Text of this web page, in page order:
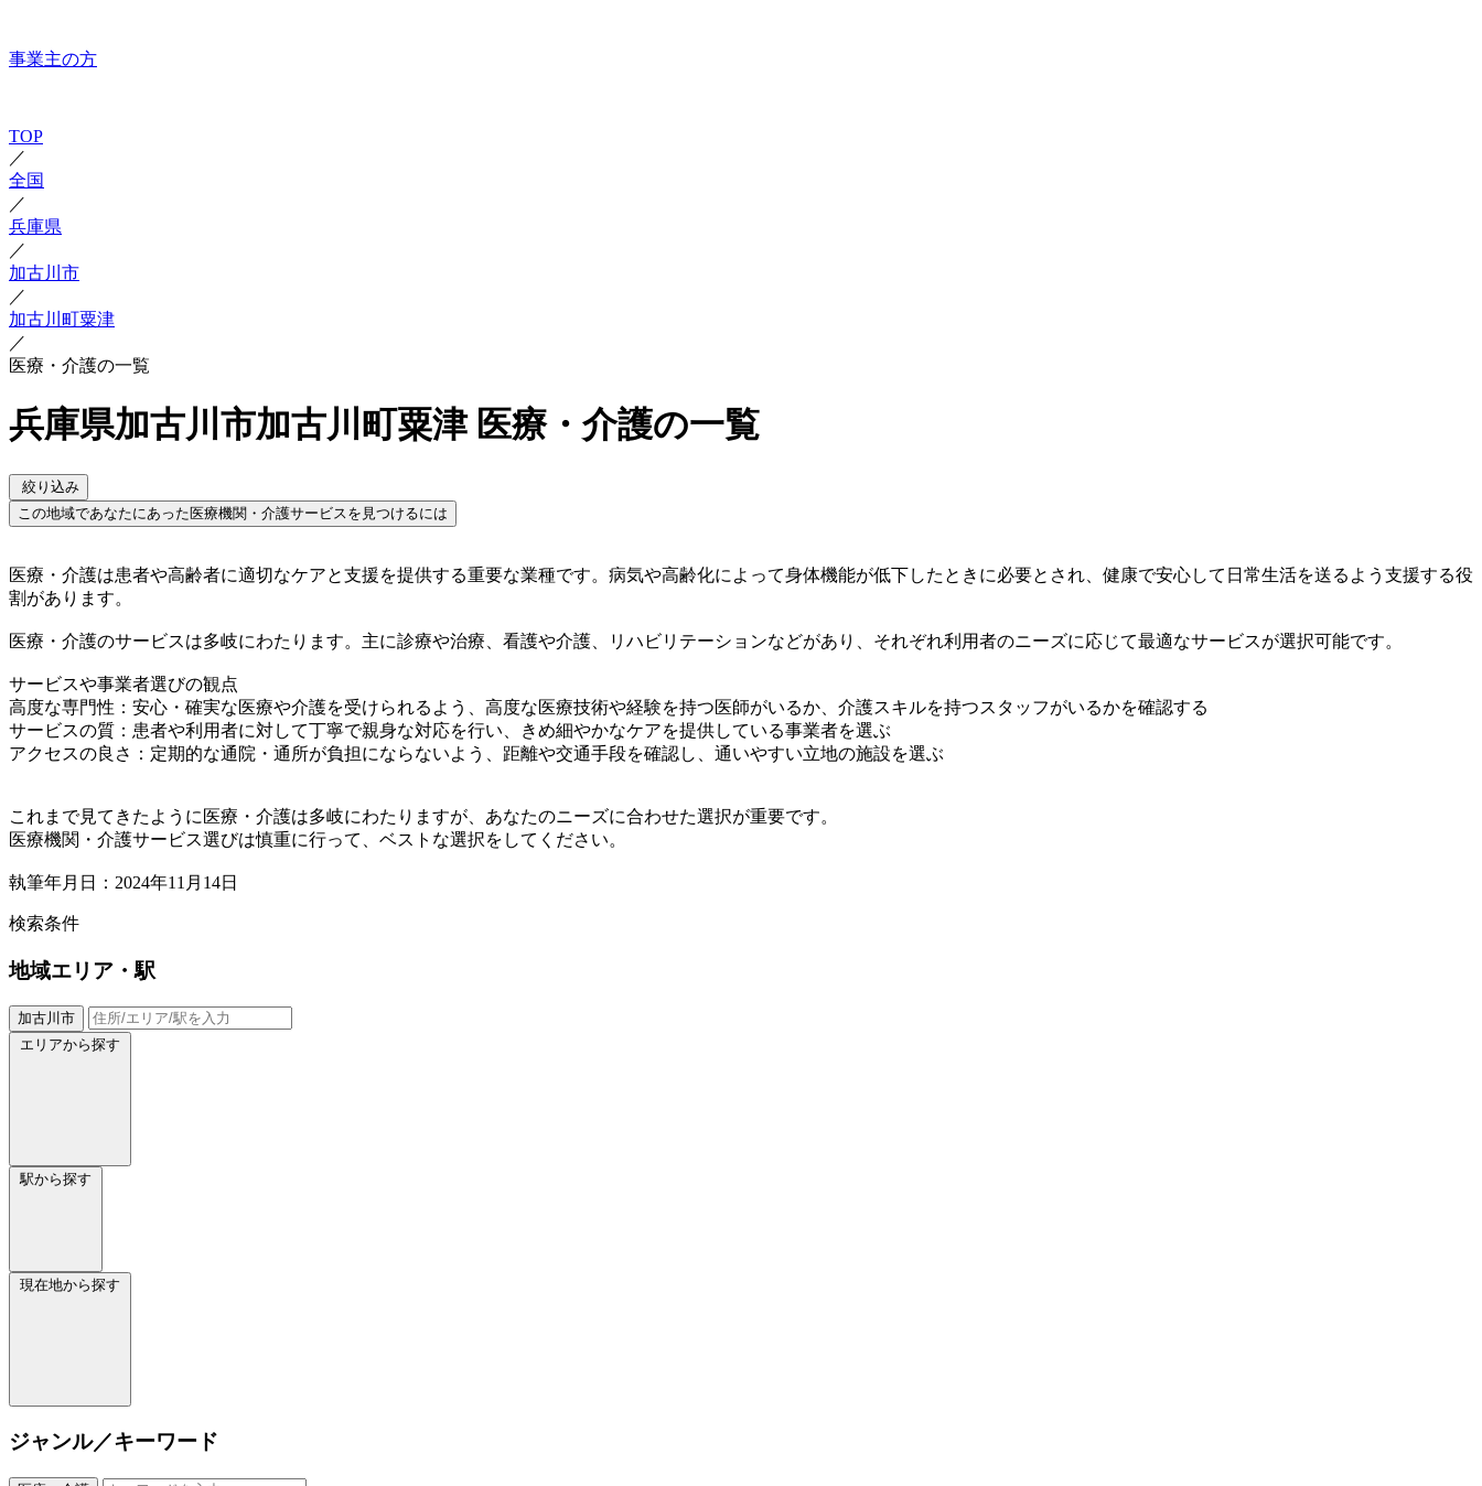
事業主の方
TOP
／
全国
／
兵庫県
／
加古川市
／
加古川町粟津
／
医療・介護の一覧
兵庫県加古川市加古川町粟津 医療・介護の一覧
絞り込み
この地域であなたにあった医療機関・介護サービスを見つけるには
医療・介護は患者や高齢者に適切なケアと支援を提供する重要な業種です。病気や高齢化によって身体機能が低下したときに必要とされ、健康で安心して日常生活を送るよう支援する役
割があります。
医療・介護のサービスは多岐にわたります。主に診療や治療、看護や介護、リハビリテーションなどがあり、それぞれ利用者のニーズに応じて最適なサービスが選択可能です。
サービスや事業者選びの観点
高度な専門性：安心・確実な医療や介護を受けられるよう、高度な医療技術や経験を持つ医師がいるか、介護スキルを持つスタッフがいるかを確認する
サービスの質：患者や利用者に対して丁寧で親身な対応を行い、きめ細やかなケアを提供している事業者を選ぶ
アクセスの良さ：定期的な通院・通所が負担にならないよう、距離や交通手段を確認し、通いやすい立地の施設を選ぶ
これまで見てきたように医療・介護は多岐にわたりますが、あなたのニーズに合わせた選択が重要です。
医療機関・介護サービス選びは慎重に行って、ベストな選択をしてください。
執筆年月日：2024年11月14日
検索条件
地域エリア・駅
加古川市
エリアから探す
駅から探す
現在地から探す
ジャンル／キーワード